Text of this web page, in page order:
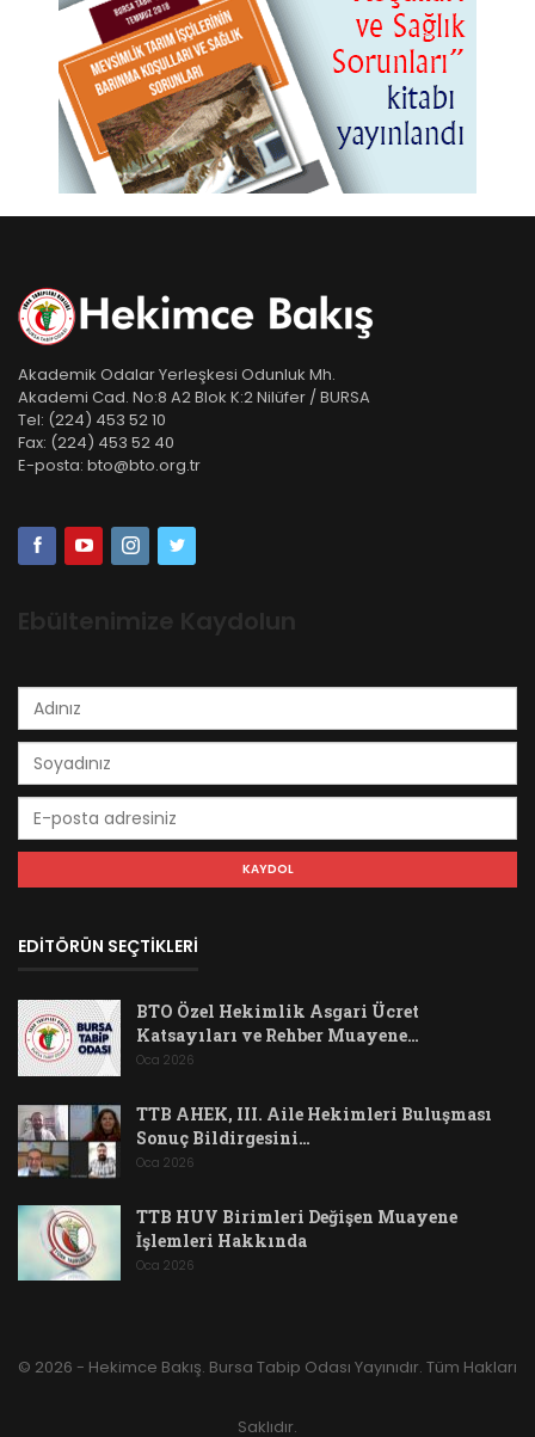
Akademik Odalar Yerleşkesi Odunluk Mh.
Akademi Cad. No:8 A2 Blok K:2 Nilüfer / BURSA
Tel: (224) 453 52 10
Fax: (224) 453 52 40
E-posta: bto@bto.org.tr
Ebültenimize Kaydolun
EDİTÖRÜN SEÇTİKLERİ
BTO Özel Hekimlik Asgari Ücret
Katsayıları ve Rehber Muayene…
Oca 2026
TTB AHEK, III. Aile Hekimleri Buluşması
Sonuç Bildirgesini…
Oca 2026
TTB HUV Birimleri Değişen Muayene
İşlemleri Hakkında
Oca 2026
© 2026 - Hekimce Bakış. Bursa Tabip Odası Yayınıdır. Tüm Hakları
Saklıdır.